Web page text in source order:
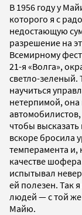
В 1956 году у
которого я с
недостающую
разрешение на
Всемирному
21-я «Волга»,
светло-зеленый.
научиться
нетерпимой, она
чтобы высказать
вскоре бросила
темперамента и,
качестве
испытывал
ей полезен. Так
людей — с той же
Майю.